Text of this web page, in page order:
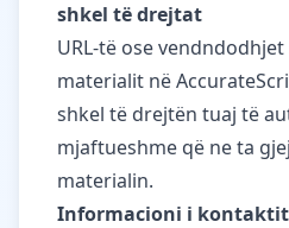
shkel të drejtat
URL-të ose
materialit në
shkel të drejtën tuaj të
mjaftueshme që ne ta
materialin.
Informacioni i kontaktit